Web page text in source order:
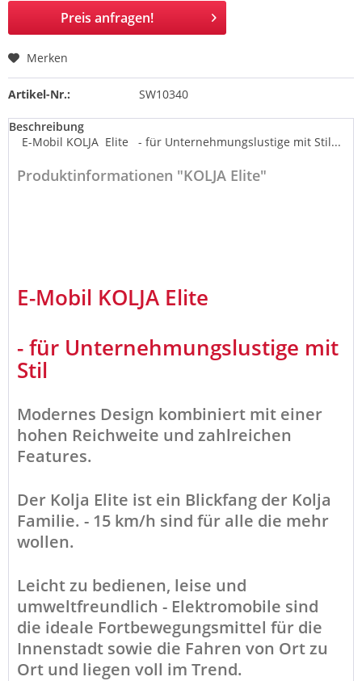
Preis anfragen!
Merken
Artikel-Nr.: SW10340
Beschreibung
E-Mobil KOLJA Elite - für Unternehmungslustige mit Stil...
Produktinformationen "KOLJA Elite"
E-Mobil KOLJA Elite
- für Unternehmungslustige mit
Stil
Modernes Design kombiniert mit einer
hohen Reichweite und zahlreichen
Features.
Der Kolja Elite ist ein Blickfang der Kolja
Familie. - 15 km/h sind für alle die mehr
wollen.
Leicht zu bedienen, leise und
umweltfreundlich - Elektromobile sind
die ideale Fortbewegungsmittel für die
Innenstadt sowie die Fahren von Ort zu
Ort und liegen voll im Trend.